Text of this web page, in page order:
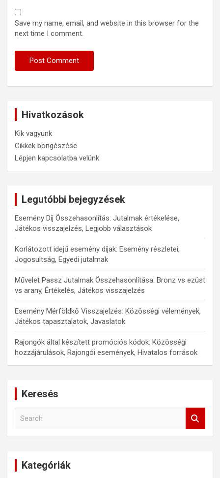
Save my name, email, and website in this browser for the
next time I comment.
Hivatkozások
Kik vagyunk
Cikkek böngészése
Lépjen kapcsolatba velünk
Legutóbbi bejegyzések
Esemény Díj Összehasonlítás: Jutalmak értékelése,
Játékos visszajelzés, Legjobb választások
Korlátozott idejű esemény díjak: Esemény részletei,
Jogosultság, Egyedi jutalmak
Művelet Passz Jutalmak Összehasonlítása: Bronz vs ezüst
vs arany, Értékelés, Játékos visszajelzés
Esemény Mérföldkő Visszajelzés: Közösségi vélemények,
Játékos tapasztalatok, Javaslatok
Rajongók által készített promóciós kódok: Közösségi
hozzájárulások, Rajongói események, Hivatalos források
Keresés
Kategóriák